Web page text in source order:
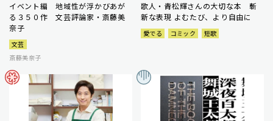
イベント編 地域性が浮かびあが
る３５０作 文芸評論家・斎藤美
奈子
文芸
斎藤美奈子
歌人・青松輝さんの大切な本 斬
新な表現 よむたび、より自由に
愛でる コミック 短歌